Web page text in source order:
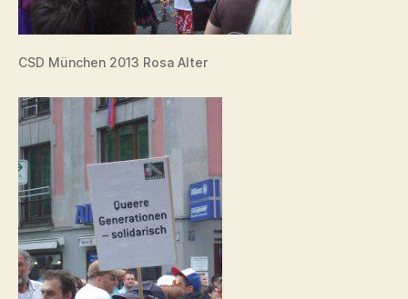
CSD München 2013 Rosa Alter